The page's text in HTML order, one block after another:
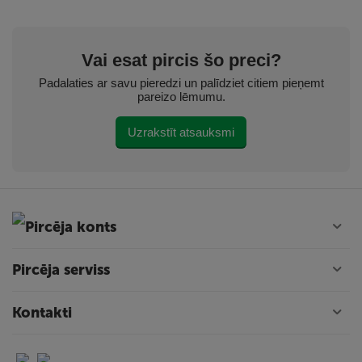
Vai esat pircis šo preci?
Padalaties ar savu pieredzi un palīdziet citiem pieņemt
pareizo lēmumu.
Uzrakstīt atsauksmi
Pircēja konts
Pircēja serviss
Kontakti